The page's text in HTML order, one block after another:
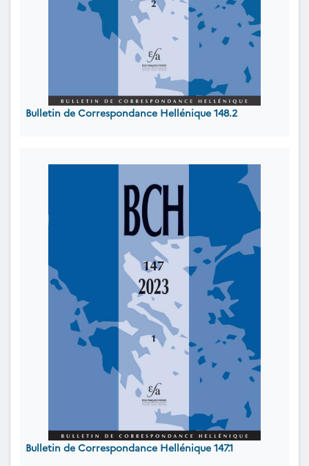
Bulletin de Correspondance Hellénique 148.2
Bulletin de Correspondance Hellénique 147.1